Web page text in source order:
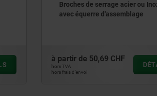
Broches de serrage acier ou
avec équerre d'assemblage
à partir de 50,69 CHF
hors TVA
hors frais d’envoi